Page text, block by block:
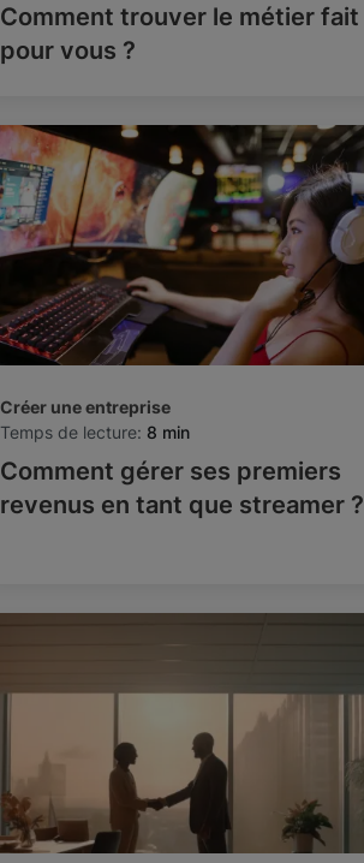
Comment trouver le métier fait
pour vous ?
Créer une entreprise
Temps de lecture: 8 min
Comment gérer ses premiers
revenus en tant que streamer ?